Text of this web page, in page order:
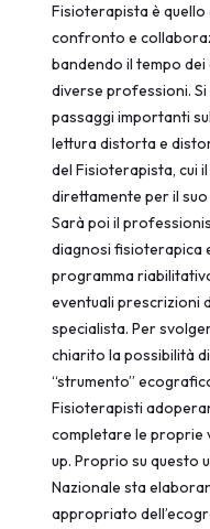
Fisioterapista è
confronto e
bandendo il tempo
diverse professioni.
passaggi importanti
lettura distorta e
del Fisioterapista, cui
direttamente per il
Sarà poi il
diagnosi fisioterapica
programma
eventuali prescrizioni
specialista. Per
chiarito la possibilità
“strumento”
Fisioterapisti
completare le proprie
up. Proprio su questo
Nazionale sta
appropriato